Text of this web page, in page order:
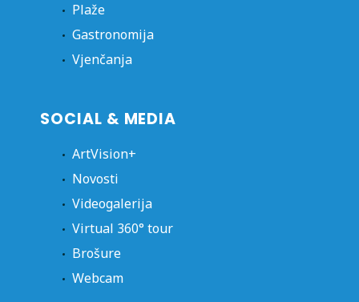
Plaže
Gastronomija
Vjenčanja
SOCIAL & MEDIA
ArtVision+
Novosti
Videogalerija
Virtual 360° tour
Brošure
Webcam